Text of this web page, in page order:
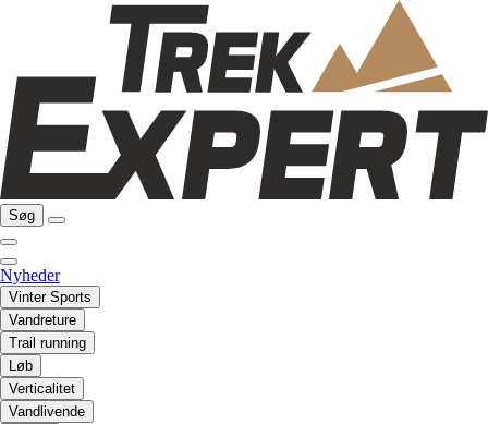
Søg
Nyheder
Vinter Sports
Vandreture
Trail running
Løb
Verticalitet
Vandlivende